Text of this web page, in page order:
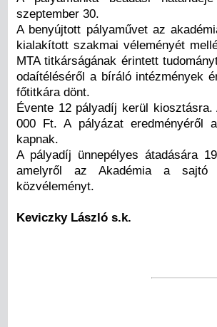
szeptember 30.
A benyújtott pályaművet az
kialakított szakmai véleményét
MTA titkárságának érintett
odaítéléséről a bíráló intézmények
főtitkára dönt.
Évente 12 pályadíj kerül
000 Ft. A pályázat eredményéről
kapnak.
A pályadíj ünnepélyes átadására
amelyről az Akadémia a sajtó
közvéleményt.
Keviczky László s.k.